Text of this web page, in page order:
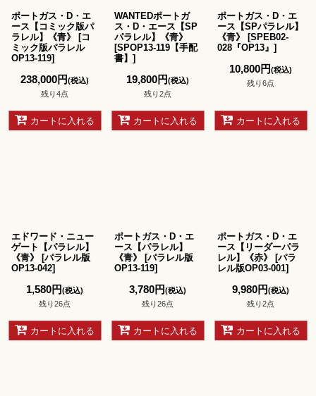
ポートガス・D・エ
ース【コミック版パ
ラレル】《青》
[コ
ミック版パラレル
OP13-119]
238,000円(税込)
残り4点
カートに入れる
WANTEDポートガ
ス・D・エース【SP
パラレル】《青》
[SPOP13-119【手配
書】 ]
19,800円(税込)
残り2点
カートに入れる
ポートガス・D・エ
ース【SPパラレル】
《青》
[SPEB02-
028『OP13』 ]
10,800円(税込)
残り6点
カートに入れる
エドワード・ニュー
ゲート【パラレル】
《青》
[パラレル版
OP13-042]
1,580円(税込)
残り26点
カートに入れる
ポートガス・D・エ
ース【パラレル】
《青》
[パラレル版
OP13-119]
3,780円(税込)
残り26点
カートに入れる
ポートガス・D・エ
ース【リーダーパラ
レル】《赤》
[パラ
レル版OP03-001]
9,980円(税込)
残り2点
カートに入れる